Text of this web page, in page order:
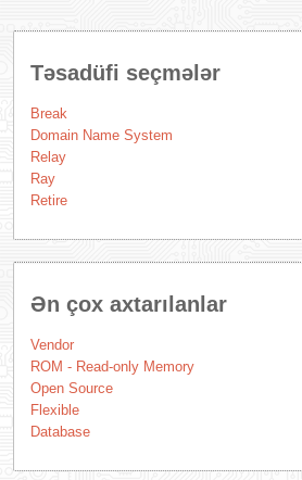
Təsadüfi seçmələr
Break
Domain Name System
Relay
Ray
Retire
Ən çox axtarılanlar
Vendor
ROM - Read-only Memory
Open Source
Flexible
Database